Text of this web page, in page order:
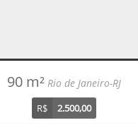
90 m²Rio de Janeiro-RJ
R$ 2.500,00